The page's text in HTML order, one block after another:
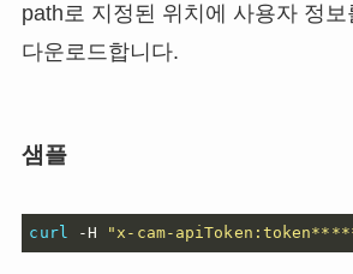
path로 지정된 위치에 사용자 정
다운로드합니다.
샘플
curl -H "x-cam-